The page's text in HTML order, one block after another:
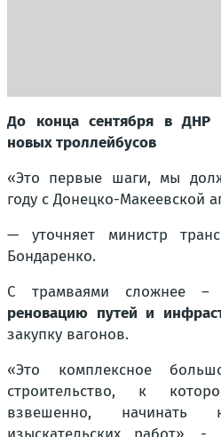
До конца сентября в ДНР
новых троллейбусов
«Это первые шаги, мы
году с Донецко-Макеевской
— уточняет министр
Бондаренко.
С трамваями сложнее
реновацию путей и
закупку вагонов.
«Это комплексное
строительство, к
взвешенно,